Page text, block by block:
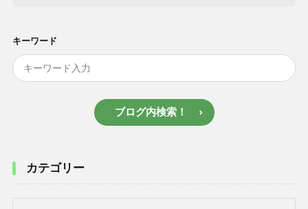
キーワード
ブログ内検索！
カテゴリー